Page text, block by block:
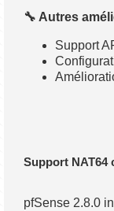
🔧 Autres
Support
Support NAT64
pfSense 2.8.0